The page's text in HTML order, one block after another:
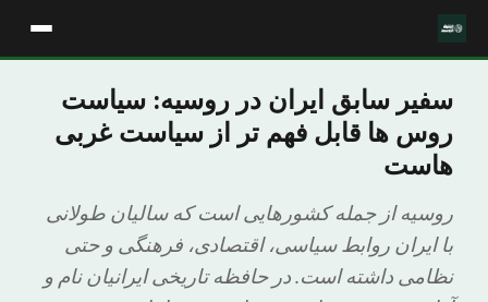
سفیر سابق ایران در روسیه: سیاست
روس ها قابل فهم تر از سیاست غربی
هاست
روسیه از جمله کشورهایی است که سالیان طولانی
با ایران روابط سیاسی، اقتصادی، فرهنگی و حتی
نظامی داشته است. در حافظه تاریخی ایرانیان نام و